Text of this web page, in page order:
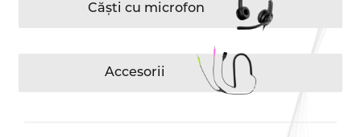
Căști cu microfon
Accesorii